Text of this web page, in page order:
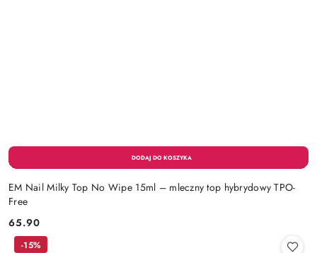
EM Nail Milky Top No Wipe 15ml – mleczny top hybrydowy TPO-
Free
Cena:
65.90
-15%